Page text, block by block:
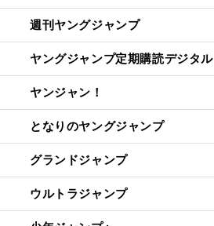
週刊ヤングジャンプ
ヤングジャンプ定期購読デジタル
ヤンジャン！
となりのヤングジャンプ
グランドジャンプ
ウルトラジャンプ